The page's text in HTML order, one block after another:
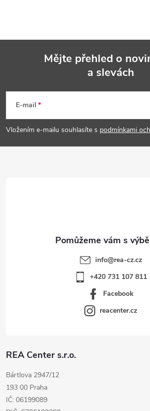
p
a
Mějte přehled o
a slevách
E-mail
Vložením e-mailu souhlasíte s podmínkami
REA Center s.r.o.
Bártlova 2947/12
193 00 Praha
IČ: 06199089
info@rea-cz.cz
+420 731 107 811
Facebook
reacenter.cz